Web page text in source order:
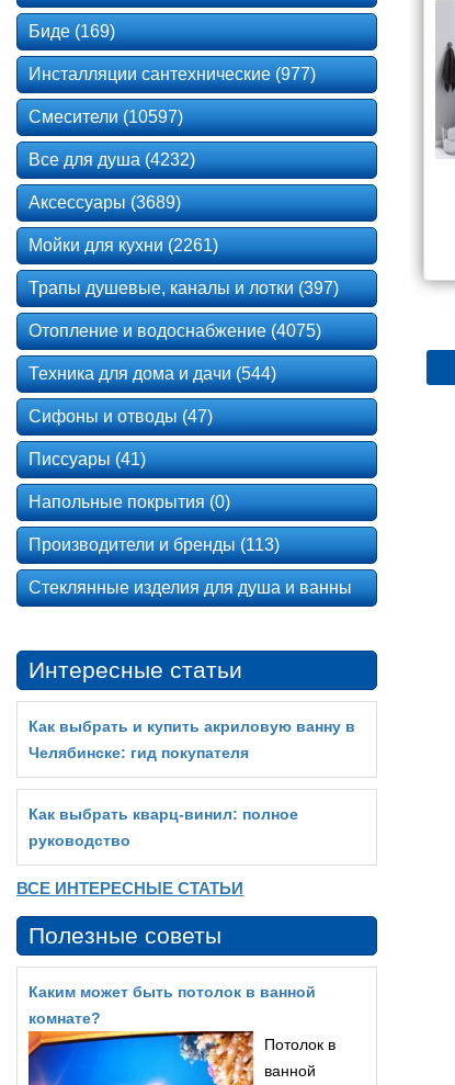
Биде (169)
Инсталляции сантехнические (977)
Смесители (10597)
Все для душа (4232)
Аксессуары (3689)
Мойки для кухни (2261)
Трапы душевые, каналы и лотки (397)
Отопление и водоснабжение (4075)
Техника для дома и дачи (544)
Сифоны и отводы (47)
Писсуары (41)
Напольные покрытия (0)
Производители и бренды (113)
Стеклянные изделия для душа и ванны
Интересные статьи
Как выбрать и купить акриловую ванну в
Челябинске: гид покупателя
Как выбрать кварц‑винил: полное
руководство
ВСЕ ИНТЕРЕСНЫЕ СТАТЬИ
Полезные советы
Каким может быть потолок в ванной
комнате?
Потолок в
ванной